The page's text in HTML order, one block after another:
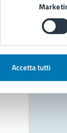
Accetta tutti